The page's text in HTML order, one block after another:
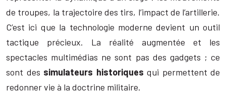
de troupes, la trajectoire des tirs, l’impact de l’artillerie.
C’est ici que la technologie moderne devient un outil
tactique précieux. La réalité augmentée et les
spectacles multimédias ne sont pas des gadgets ; ce
sont des simulateurs historiques qui permettent de
redonner vie à la doctrine militaire.